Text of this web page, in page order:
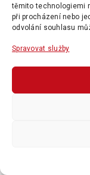
těmito technologiemi
při procházení nebo
odvolání souhlasu
Spravovat služby
VYNIKAJÍCÍ CHLÉB